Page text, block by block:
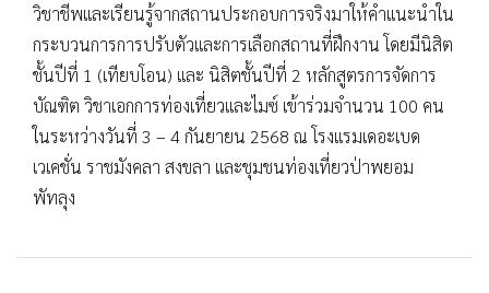
วิชาชีพและเรียนรู้จากสถานประกอบการจริงมาให้คำแนะนำใน
กระบวนการการปรับตัวและการเลือกสถานที่ฝึกงาน โดยมีนิสิต
ชั้นปีที่ 1 (เทียบโอน) และ นิสิตชั้นปีที่ 2 หลักสูตรการจัดการ
บัณฑิต วิชาเอกการท่องเที่ยวและไมซ์ เข้าร่วมจำนวน 100 คน
ในระหว่างวันที่ 3 – 4 กันยายน 2568 ณ โรงแรมเดอะเบด
เวเคชั่น ราชมังคลา สงขลา และชุมชนท่องเที่ยวป่าพยอม
พัทลุง